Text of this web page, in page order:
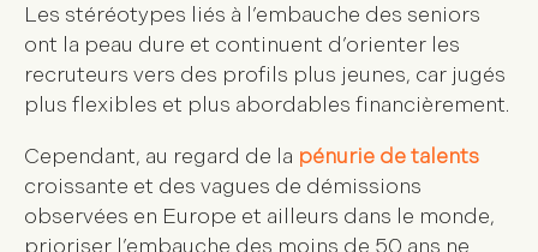
Les stéréotypes liés à l’embauche des seniors
ont la peau dure et continuent d’orienter les
recruteurs vers des profils plus jeunes, car jugés
plus flexibles et plus abordables financièrement.
Cependant, au regard de la pénurie de talents
croissante et des vagues de démissions
observées en Europe et ailleurs dans le monde,
prioriser l’embauche des moins de 50 ans ne